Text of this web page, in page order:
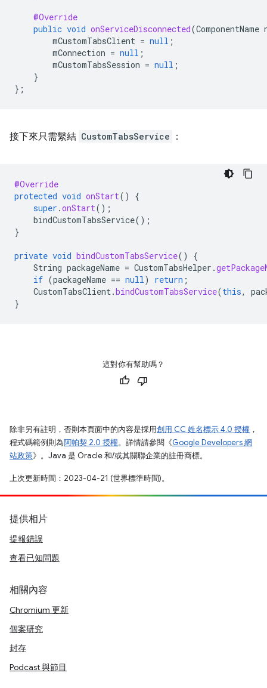
@Override
public void onServiceDisconnected(ComponentName
mCustomTabsClient = null ;
mConnection = null ;
mCustomTabsSession = null ;
}
};
接下來只需繫結 CustomTabsService ：
@Override
protected void onStart()
{
super .onStart();
bindCustomTabsService();
}
private void bindCustomTabsService()
{
String packageName = CustomTabsHelper .
if (packageName == null) return ;
CustomTabsClient.bindCustomTabsService(this,
}
這對你有幫助嗎？
除非另有註明，否則本頁面中的內容是採用創用 CC 姓名標示 4.0 授權 ，
程式碼範例則為阿帕契 2.0 授權。詳情請參閱《Google Developers 網
站政策》。Java 是 Oracle 和/或其關聯企業的註冊商標。
上次更新時間：2023-04-21 (世界標準時間)。
提供相片
提報錯誤
查看已知問題
相關內容
Chromium 更新
個案研究
封存
Podcast 與節目